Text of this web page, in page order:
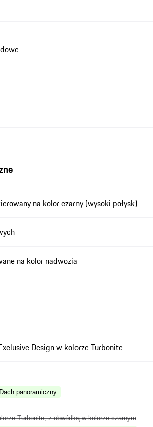
na kolor czarny (wysoki połysk)
na kolor nadwozia
Design w kolorze Turbonite
Dach panoramiczny
Turbonite, z obwódką w kolorze czarnym